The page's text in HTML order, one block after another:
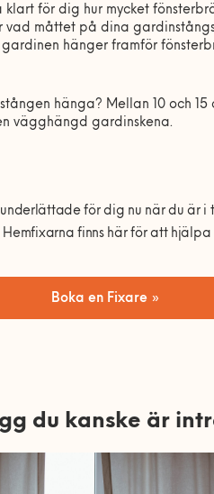
klart för dig hur mycket
måttet på dina
hänger framför
hänga? Mellan 10 och
vägghängd gardinskena.
för dig nu när du är
finns här för att hjälpa
Boka en Fixare »
du kanske är